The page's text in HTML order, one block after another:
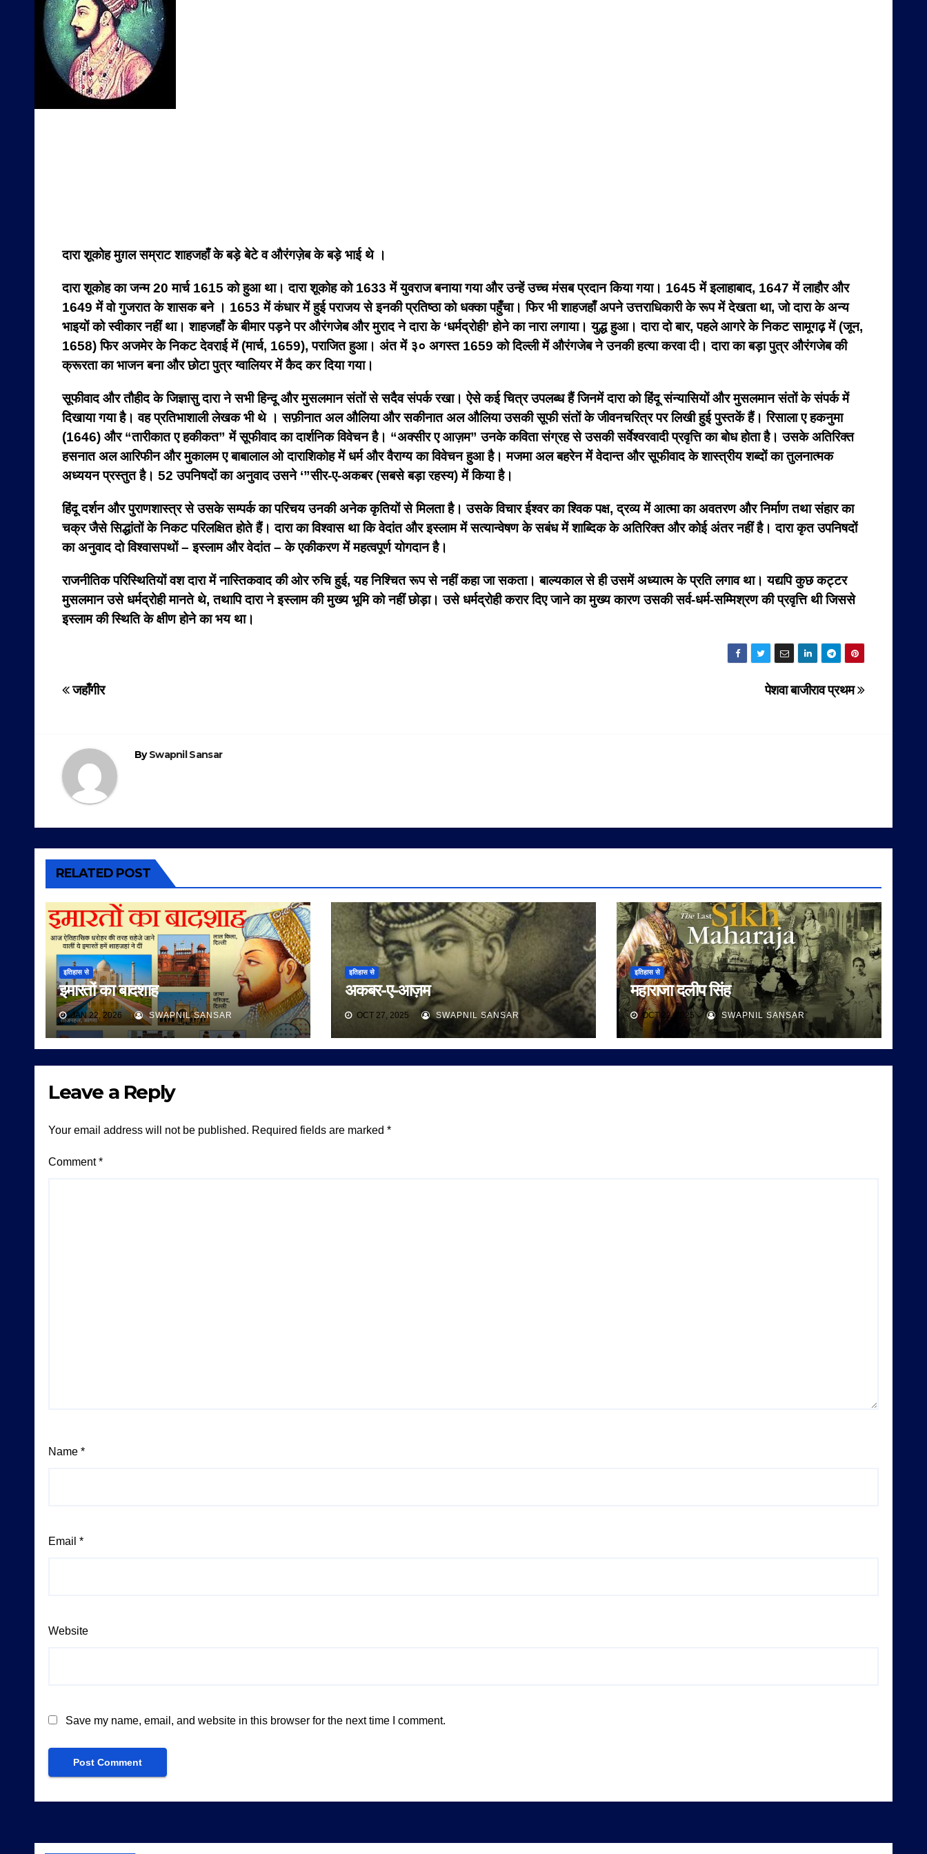
दारा शूकोह मुग़ल सम्राट शाहजहाँ के बड़े बेटे व औरंगज़ेब के बड़े भाई थे ।
दारा शूकोह का जन्म 20 मार्च 1615 को हुआ था। दारा शूकोह को 1633 में युवराज बनाया गया और उन्हें उच्च मंसब प्रदान किया गया। 1645 में इलाहाबाद, 1647 में लाहौर और
1649 में वो गुजरात के शासक बने । 1653 में कंधार में हुई पराजय से इनकी प्रतिष्ठा को धक्का पहुँचा। फिर भी शाहजहाँ अपने उत्तराधिकारी के रूप में देखता था, जो दारा के अन्य
भाइयों को स्वीकार नहीं था। शाहजहाँ के बीमार पड़ने पर औरंगजेब और मुराद ने दारा के ‘धर्मद्रोही’ होने का नारा लगाया। युद्ध हुआ। दारा दो बार, पहले आगरे के निकट सामूगढ़ में (जून,
1658) फिर अजमेर के निकट देवराई में (मार्च, 1659), पराजित हुआ। अंत में ३० अगस्त 1659 को दिल्ली में औरंगजेब ने उनकी हत्या करवा दी। दारा का बड़ा पुत्र औरंगजेब की
क्रूरता का भाजन बना और छोटा पुत्र ग्वालियर में कैद कर दिया गया।
सूफीवाद और तौहीद के जिज्ञासु दारा ने सभी हिन्दू और मुसलमान संतों से सदैव संपर्क रखा। ऐसे कई चित्र उपलब्ध हैं जिनमें दारा को हिंदू संन्यासियों और मुसलमान संतों के संपर्क में
दिखाया गया है। वह प्रतिभाशाली लेखक भी थे । सफ़ीनात अल औलिया और सकीनात अल औलिया उसकी सूफी संतों के जीवनचरित्र पर लिखी हुई पुस्तकें हैं। रिसाला ए हकनुमा
(1646) और “तारीकात ए हकीकत” में सूफीवाद का दार्शनिक विवेचन है। “अक्सीर ए आज़म” उनके कविता संग्रह से उसकी सर्वेश्वरवादी प्रवृत्ति का बोध होता है। उसके अतिरिक्त
हसनात अल आरिफीन और मुकालम ए बाबालाल ओ दाराशिकोह में धर्म और वैराग्य का विवेचन हुआ है। मजमा अल बहरेन में वेदान्त और सूफीवाद के शास्त्रीय शब्दों का तुलनात्मक
अध्ययन प्रस्तुत है। 52 उपनिषदों का अनुवाद उसने ‘”सीर-ए-अकबर (सबसे बड़ा रहस्य) में किया है।
हिंदू दर्शन और पुराणशास्त्र से उसके सम्पर्क का परिचय उनकी अनेक कृतियों से मिलता है। उसके विचार ईश्वर का श्विक पक्ष, द्रव्य में आत्मा का अवतरण और निर्माण तथा संहार का
चक्र जैसे सिद्धांतों के निकट परिलक्षित होते हैं। दारा का विश्वास था कि वेदांत और इस्लाम में सत्यान्वेषण के सबंध में शाब्दिक के अतिरिक्त और कोई अंतर नहीं है। दारा कृत उपनिषदों
का अनुवाद दो विश्वासपथों – इस्लाम और वेदांत – के एकीकरण में महत्वपूर्ण योगदान है।
राजनीतिक परिस्थितियों वश दारा में नास्तिकवाद की ओर रुचि हुई, यह निश्चित रूप से नहीं कहा जा सकता। बाल्यकाल से ही उसमें अध्यात्म के प्रति लगाव था। यद्यपि कुछ कट्टर
मुसलमान उसे धर्मद्रोही मानते थे, तथापि दारा ने इस्लाम की मुख्य भूमि को नहीं छोड़ा। उसे धर्मद्रोही करार दिए जाने का मुख्य कारण उसकी सर्व-धर्म-सम्मिश्रण की प्रवृत्ति थी जिससे
इस्लाम की स्थिति के क्षीण होने का भय था।
Post
पेशवा बाजीराव प्रथम
जहाँगीर
BySwapnil Sansar
RELATED POST
इतिहास से
इमारतों का बादशाह
JAN 22, 2026 SWAPNIL SANSAR
इतिहास से
अकबर-ए-आज़म
OCT 27, 2025 SWAPNIL SANSAR
इतिहास से
महाराजा दलीप सिंह
OCT 22, 2025 SWAPNIL SANSAR
Leave a Reply
Your email address will not be published. Required fields are marked *
Comment*
Name *
Email *
Website
Save my name, email, and website in this browser for the next time I comment.